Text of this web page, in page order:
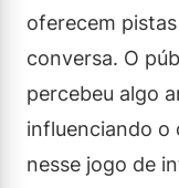
oferecem
conversa. O
percebeu algo
influenciando o
nesse jogo de